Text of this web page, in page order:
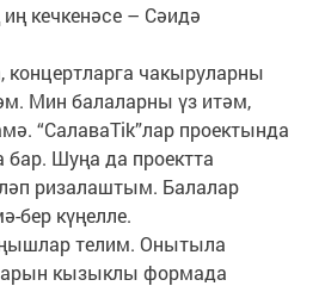
кечкенәсе – Сәидә
концертларга чакыруларны
Мин балаларны үз итәм,
“СалаваTik”лар проектында
Шуңа да проектта
ризалаштым. Балалар
бер күңелле.
телим. Онытыла
кызыклы формада